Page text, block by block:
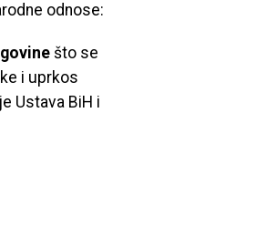
odnose:
što se
i uprkos
Ustava BiH i